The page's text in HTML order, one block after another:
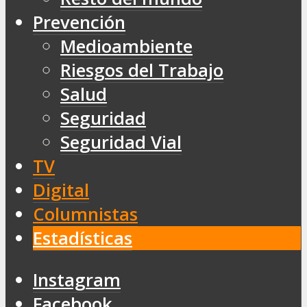
Prevención
Medioambiente
Riesgos del Trabajo
Salud
Seguridad
Seguridad Vial
TV
Digital
Columnistas
Estadísticas
Instagram